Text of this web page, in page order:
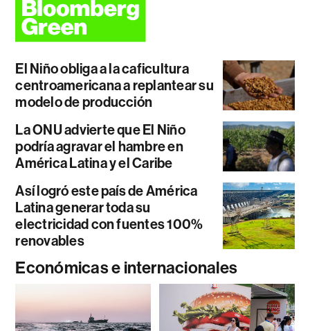
El Niño obliga a la caficultura
centroamericana a replantear su
modelo de producción
La ONU advierte que El Niño
podría agravar el hambre en
América Latina y el Caribe
Así logró este país de América
Latina generar toda su
electricidad con fuentes 100%
renovables
Económicas e internacionales